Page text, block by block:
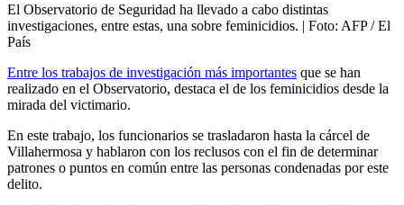
El Observatorio de Seguridad ha llevado a cabo distintas
investigaciones, entre estas, una sobre feminicidios. | Foto: AFP / El
País
Entre los trabajos de investigación más importantes que se han
realizado en el Observatorio, destaca el de los feminicidios desde la
mirada del victimario.
En este trabajo, los funcionarios se trasladaron hasta la cárcel de
Villahermosa y hablaron con los reclusos con el fin de determinar
patrones o puntos en común entre las personas condenadas por este
delito.